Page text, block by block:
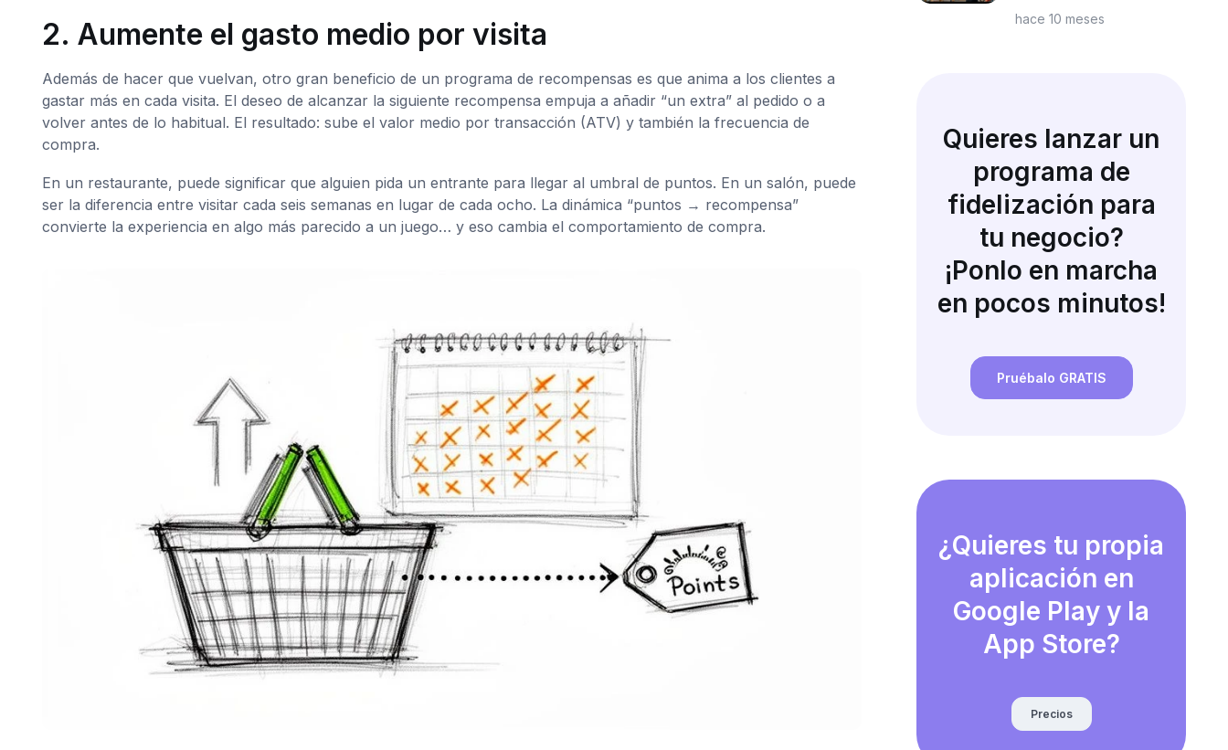
2. Aumente el gasto medio por visita
Además de hacer que vuelvan, otro gran beneficio de un programa de recompensas es que anima a los clientes a
gastar más en cada visita. El deseo de alcanzar la siguiente recompensa empuja a añadir “un extra” al pedido o a
volver antes de lo habitual. El resultado: sube el valor medio por transacción (ATV) y también la frecuencia de
compra.
En un restaurante, puede significar que alguien pida un entrante para llegar al umbral de puntos. En un salón, puede
ser la diferencia entre visitar cada seis semanas en lugar de cada ocho. La dinámica “puntos → recompensa”
convierte la experiencia en algo más parecido a un juego… y eso cambia el comportamiento de compra.
hace 10 meses
Quieres lanzar un
programa de
fidelización para
tu negocio?
¡Ponlo en marcha
en pocos minutos!
Pruébalo GRATIS
¿Quieres tu propia
aplicación en
Google Play y la
App Store?
Precios